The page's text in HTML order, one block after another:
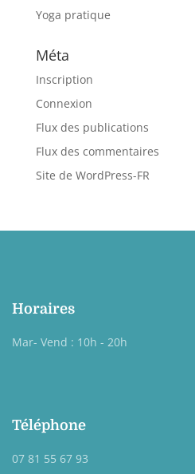
Yoga pratique
Méta
Inscription
Connexion
Flux des publications
Flux des commentaires
Site de WordPress-FR
Horaires
Mar- Vend : 10h - 20h
Téléphone
07 81 55 67 93